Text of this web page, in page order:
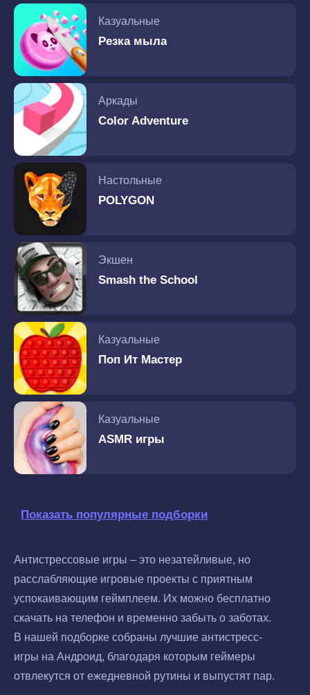
Казуальные
Резка мыла
Аркады
Color Adventure
Настольные
POLYGON
Экшен
Smash the School
Казуальные
Поп Ит Мастер
Казуальные
ASMR игры
Показать популярные подборки
Антистрессовые игры – это незатейливые, но
расслабляющие игровые проекты с приятным
успокаивающим геймплеем. Их можно бесплатно
скачать на телефон и временно забыть о заботах.
В нашей подборке собраны лучшие антистресс-
игры на Андроид, благодаря которым геймеры
отвлекутся от ежедневной рутины и выпустят пар.